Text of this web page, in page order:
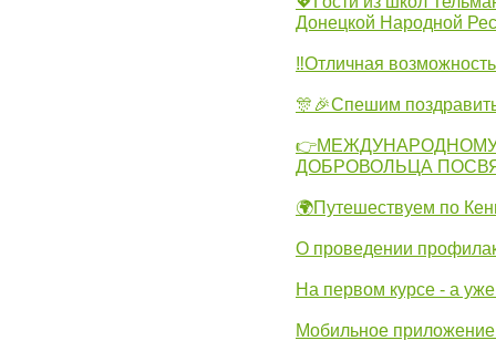
Донецкой Народной
‼Отличная
🎊🎉Спешим
ДОБРОВОЛЬЦА
🌍Путешествуем по
О проведении
На первом курсе - а
Мобильное